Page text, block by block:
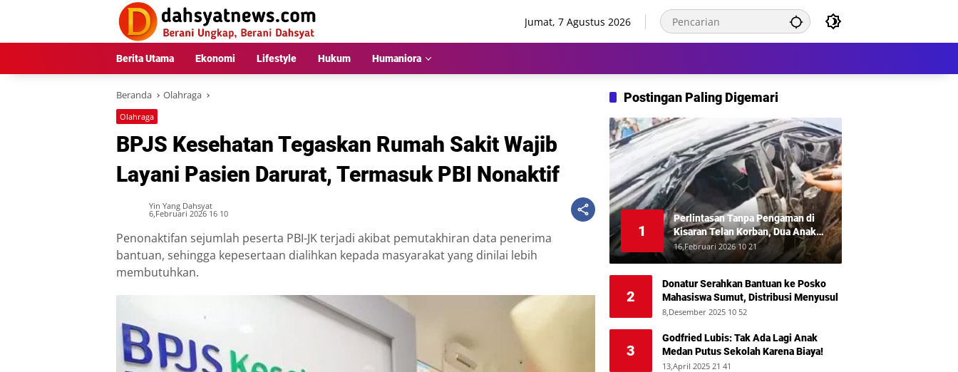
Jumat, 7 Agustus 2026
Berita Utama Ekonomi Lifestyle Hukum Humaniora
Beranda Olahraga
Olahraga
BPJS Kesehatan Tegaskan Rumah Sakit Wajib
Layani Pasien Darurat, Termasuk PBI Nonaktif
Yin Yang Dahsyat
6,Februari 2026 16 10
Penonaktifan sejumlah peserta PBI-JK terjadi akibat pemutakhiran data penerima
bantuan, sehingga kepesertaan dialihkan kepada masyarakat yang dinilai lebih
membutuhkan.
Postingan Paling Digemari
1
Perlintasan Tanpa Pengaman di
Kisaran Telan Korban, Dua Anak
Meninggal Disambar KA Putri Deli
16,Februari 2026 10 21
2
Donatur Serahkan Bantuan ke Posko
Mahasiswa Sumut, Distribusi Menyusul
8,Desember 2025 10 52
3
Godfried Lubis: Tak Ada Lagi Anak
Medan Putus Sekolah Karena Biaya!
13,April 2025 21 41